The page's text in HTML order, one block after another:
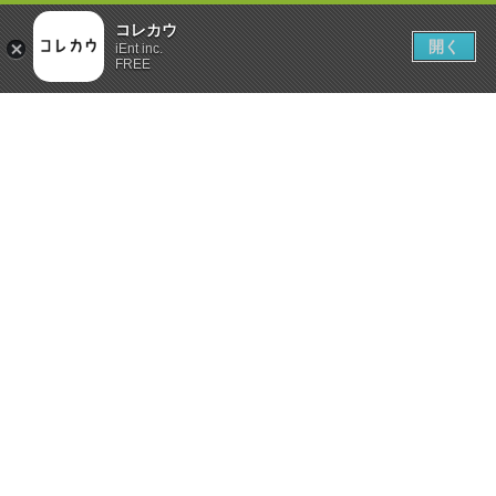
コレカウ
iEnt inc.
FREE
開く